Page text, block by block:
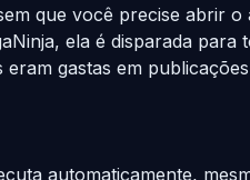
que você precise abrir o
, ela é disparada para
gastas em
automaticamente,